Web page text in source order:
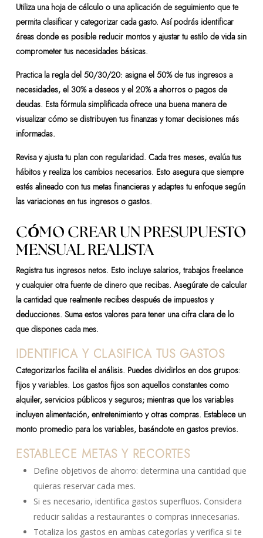
Utiliza una hoja de cálculo o una aplicación de seguimiento que te
permita clasificar y categorizar cada gasto. Así podrás identificar
áreas donde es posible reducir montos y ajustar tu estilo de vida sin
comprometer tus necesidades básicas.
Practica la regla del 50/30/20: asigna el 50% de tus ingresos a
necesidades, el 30% a deseos y el 20% a ahorros o pagos de
deudas. Esta fórmula simplificada ofrece una buena manera de
visualizar cómo se distribuyen tus finanzas y tomar decisiones más
informadas.
Revisa y ajusta tu plan con regularidad. Cada tres meses, evalúa tus
hábitos y realiza los cambios necesarios. Esto asegura que siempre
estés alineado con tus metas financieras y adaptes tu enfoque según
las variaciones en tus ingresos o gastos.
CÓMO CREAR UN PRESUPUESTO
MENSUAL REALISTA
Registra tus ingresos netos. Esto incluye salarios, trabajos freelance
y cualquier otra fuente de dinero que recibas. Asegúrate de calcular
la cantidad que realmente recibes después de impuestos y
deducciones. Suma estos valores para tener una cifra clara de lo
que dispones cada mes.
IDENTIFICA Y CLASIFICA TUS GASTOS
Categorizarlos facilita el análisis. Puedes dividirlos en dos grupos:
fijos y variables. Los gastos fijos son aquellos constantes como
alquiler, servicios públicos y seguros; mientras que los variables
incluyen alimentación, entretenimiento y otras compras. Establece un
monto promedio para los variables, basándote en gastos previos.
ESTABLECE METAS Y RECORTES
Define objetivos de ahorro: determina una cantidad que
quieras reservar cada mes.
Si es necesario, identifica gastos superfluos. Considera
reducir salidas a restaurantes o compras innecesarias.
Totaliza los gastos en ambas categorías y verifica si te